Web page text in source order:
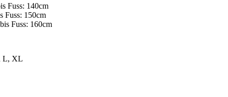
Fuss: 140cm
Fuss: 150cm
Fuss: 160cm
L, XL